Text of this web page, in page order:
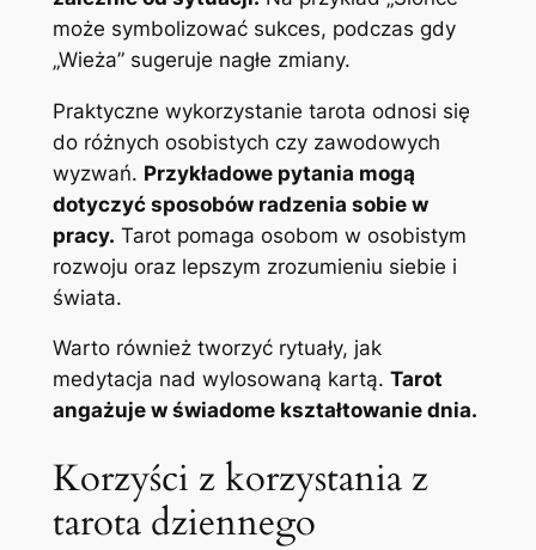
może symbolizować sukces, podczas gdy
„Wieża” sugeruje nagłe zmiany.
Praktyczne wykorzystanie tarota odnosi się
do różnych osobistych czy zawodowych
wyzwań. Przykładowe pytania mogą
dotyczyć sposobów radzenia sobie w
pracy. Tarot pomaga osobom w osobistym
rozwoju oraz lepszym zrozumieniu siebie i
świata.
Warto również tworzyć rytuały, jak
medytacja nad wylosowaną kartą. Tarot
angażuje w świadome kształtowanie dnia.
Korzyści z korzystania z
tarota dziennego